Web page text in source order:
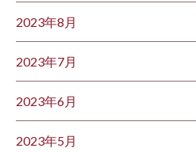
2023年8月
2023年7月
2023年6月
2023年5月